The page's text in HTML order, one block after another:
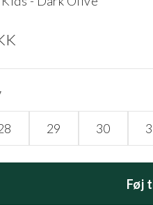
29 30
Føj